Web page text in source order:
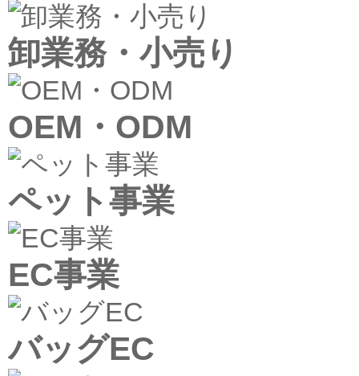
卸業務・小売り
OEM・ODM
ペット事業
EC事業
バッグEC